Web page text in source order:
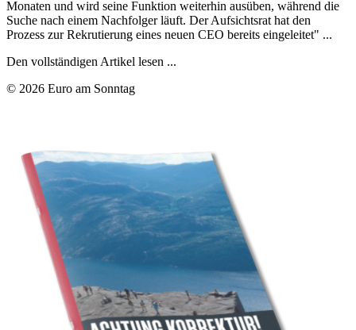
Monaten und wird seine Funktion weiterhin ausüben, während die
Suche nach einem Nachfolger läuft. Der Aufsichtsrat hat den
Prozess zur Rekrutierung eines neuen CEO bereits eingeleitet" ...
Den vollständigen Artikel lesen ...
© 2026 Euro am Sonntag